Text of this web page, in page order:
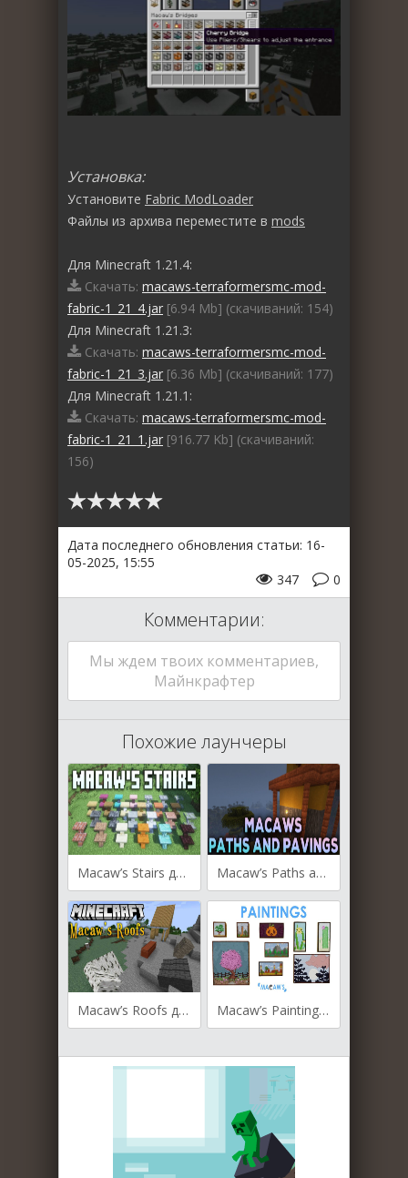
Установка:
Установите Fabric ModLoader
Файлы из архива переместите в mods
Для Minecraft 1.21.4:
Скачать: macaws-terraformersmc-mod-
fabric-1_21_4.jar [6.94 Mb] (cкачиваний: 154)
Для Minecraft 1.21.3:
Скачать: macaws-terraformersmc-mod-
fabric-1_21_3.jar [6.36 Mb] (cкачиваний: 177)
Для Minecraft 1.21.1:
Скачать: macaws-terraformersmc-mod-
fabric-1_21_1.jar [916.77 Kb] (cкачиваний:
156)
Дата последнего обновления статьи: 16-
05-2025, 15:55
0
347
Комментарии:
Мы ждем твоих комментариев,
Майнкрафтер
Похожие лаунчеры
Macaw’s Stairs для Майнкрафт [1.21.5, 1.21.4, 1.21.3] Macaw’s Paths and Pavings для Майнкрафт [1.20.4, 1.20.3, 1.20.2]
Macaw’s Roofs для Майнкрафт [1.20.1, 1.20, 1.19.4] Macaw’s Paintings для Майнкрафт [1.20.1, 1.20, 1.19.4]